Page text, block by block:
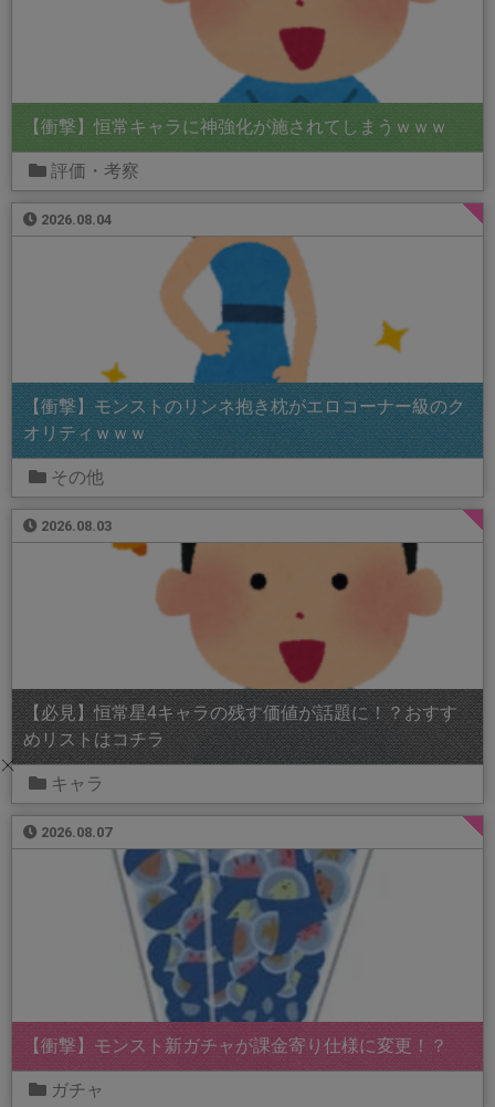
【衝撃】恒常キャラに神強化が施されてしまうｗｗｗ
評価・考察
2026.08.04
【衝撃】モンストのリンネ抱き枕がエロコーナー級のク
オリティｗｗｗ
その他
2026.08.03
【必見】恒常星4キャラの残す価値が話題に！？おすす
めリストはコチラ
キャラ
2026.08.07
【衝撃】モンスト新ガチャが課金寄り仕様に変更！？
ガチャ